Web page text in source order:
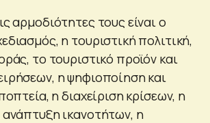
αρμοδιότητες τους είναι ο
η τουριστική πολιτική,
το τουριστικό προϊόν και
η ψηφιοποίηση και
η διαχείριση κρίσεων, η
ανάπτυξη ικανοτήτων, η